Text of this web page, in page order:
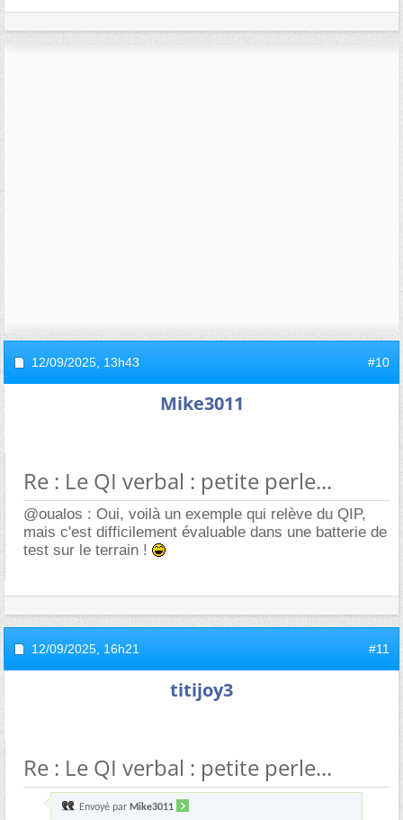
12/09/2025, 13h43 #10
Mike3011
Re : Le QI verbal : petite perle...
@oualos : Oui, voilà un exemple qui relève du QIP,
mais c'est difficilement évaluable dans une batterie de
test sur le terrain !
12/09/2025, 16h21 #11
titijoy3
Re : Le QI verbal : petite perle...
Envoyé par Mike3011